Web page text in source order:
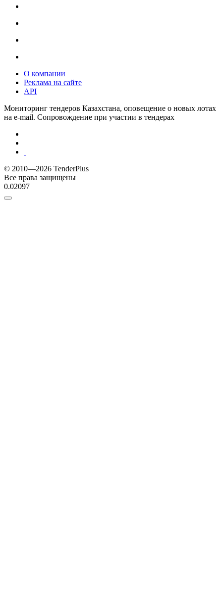
О компании
Реклама на сайте
API
Мониторинг тендеров Казахстана, оповещение о новых лотах
на e-mail. Сопровождение при участии в тендерах
© 2010—2026 TenderPlus
Все права защищены
0.02097